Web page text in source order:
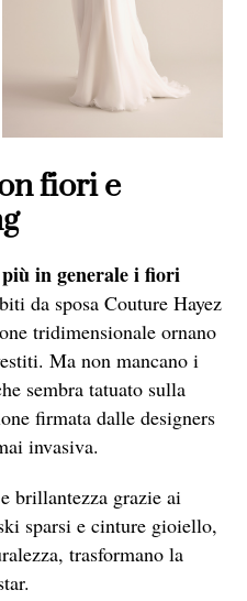
fiori e
in generale i fiori
da sposa Couture Hayez
tridimensionale ornano
Ma non mancano i
sembra tatuato sulla
firmata dalle designers
invasiva.
brillantezza grazie ai
sparsi e cinture gioiello,
trasformano la